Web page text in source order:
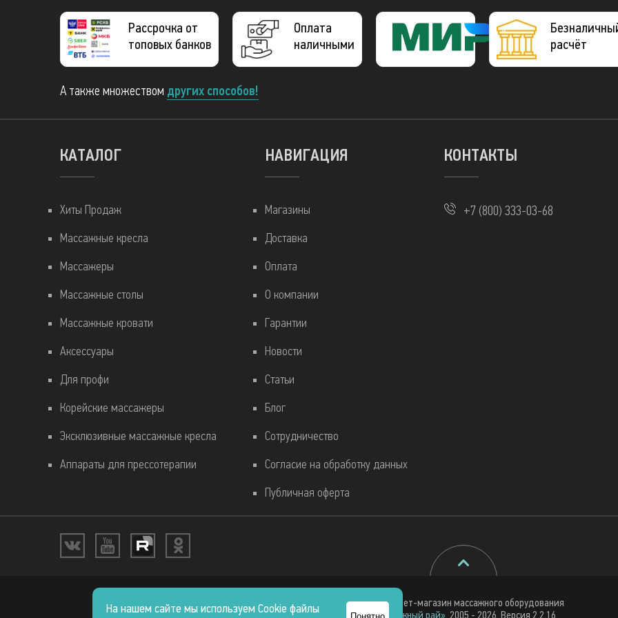
Рассрочка от
топовых банков
Оплата
наличными
Платежная
система
МИР
расчёт
А также множеством других способов!
КАТАЛОГ
Хиты Продаж
Массажные кресла
Массажеры
Массажные столы
Массажные кровати
Аксессуары
Для профи
Корейские массажеры
Эксклюзивные массажные кресла
Аппараты для прессотерапии
НАВИГАЦИЯ
Магазины
Доставка
Оплата
О компании
Гарантии
Новости
Статьи
Блог
Сотрудничество
Согласие на обработку данных
Публичная оферта
КОНТАКТЫ
+7 (800) 333-03-68
© Интернет-магазин массажного оборудования
«Массажный рай», 2005 - 2026. Версия 2.2.16
На нашем сайте мы используем Cookie файлы
Понятно